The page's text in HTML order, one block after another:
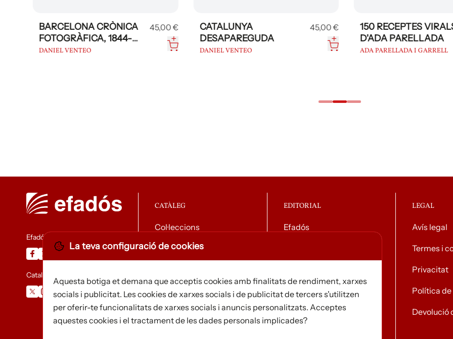
BARCELONA CRÒNICA
FOTOGRÀFICA, 1844-
1986
DANIEL VENTEO
45,00 €
CATALUNYA
DESAPAREGUDA
DANIEL VENTEO
45,00 €
150 RECEPTES VIRALS
D'ADA PARELLADA
ADA PARELLADA I GARRELL
Efadós
Catalunya Desapareguda
CATÀLEG
Col·leccions
Descarregar catàleg general
EDITORIAL
Efadós
Notícies
LEGAL
Avís legal
Termes i
Privacitat
Política de
Devolució
La teva configuració de cookies
Aquesta botiga et demana que acceptis cookies amb finalitats de rendiment, xarxes
socials i publicitat. Les cookies de xarxes socials i de publicitat de tercers s'utilitzen
per oferir-te funcionalitats de xarxes socials i anuncis personalitzats. Acceptes
aquestes cookies i el tractament de les dades personals implicades?